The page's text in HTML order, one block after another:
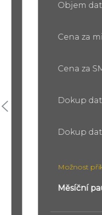
Objem dat v
Cena za
Cena za SMS
Dokup dat 5
Dokup dat 10
Možnost
Měsíční paušál